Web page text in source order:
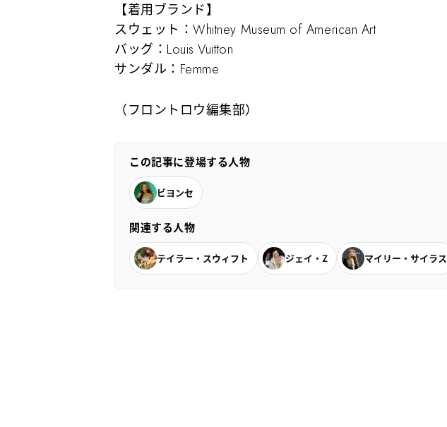
【着用ブランド】
スウェット：Whitney Museum of American Art
バッグ：Louis Vuitton
サンダル：Femme
（フロントロウ編集部）
この記事に登場する人物
ビヨンセ
関連する人物
テイラー・スウィフト ジェイ・Z マイリー・サイラス